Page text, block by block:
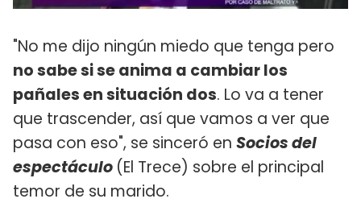
"No me dijo ningún miedo que tenga pero
no sabe si se anima a cambiar los
pañales en situación dos. Lo va a tener
que trascender, así que vamos a ver que
pasa con eso", se sinceró en Socios del
espectáculo (El Trece) sobre el principal
temor de su marido.